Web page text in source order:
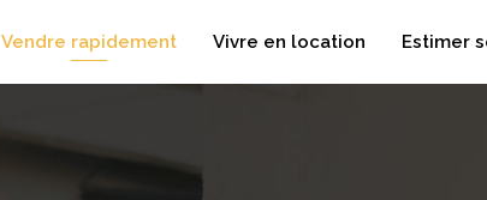
Vendre rapidement Vivre en location Estimer